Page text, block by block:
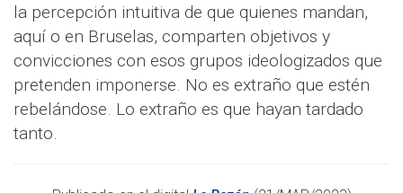
la percepción intuitiva de que quienes mandan,
aquí o en Bruselas, comparten objetivos y
convicciones con esos grupos ideologizados que
pretenden imponerse. No es extraño que estén
rebelándose. Lo extraño es que hayan tardado
tanto.